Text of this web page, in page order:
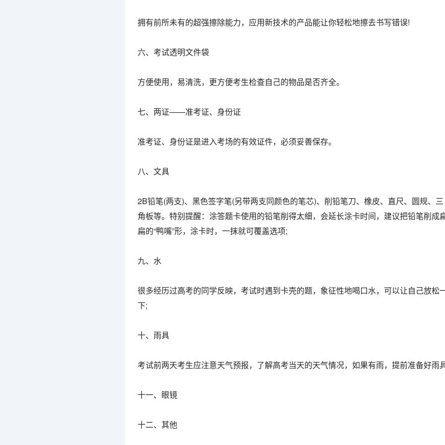
拥有前所未有的超强擦除能力，应用新技术的产品能让你轻松地擦去书写错误!
六、考试透明文件袋
方便使用，易清洗，更方便考生检查自己的物品是否齐全。
七、两证——准考证、身份证
准考证、身份证是进入考场的有效证件，必须妥善保存。
八、文具
2B铅笔(两支)、黑色签字笔(另带两支同颜色的笔芯)、削铅笔刀、橡皮、直尺、圆规、三
角板等。特别提醒：涂答题卡使用的铅笔削得太细，会延长涂卡时间，建议把铅笔削成
扁的“鸭嘴”形，涂卡时，一抹就可覆盖选项;
九、水
很多经历过高考的同学反映，考试时遇到卡壳的题，象征性地喝口水，可以让自己放松
下;
十、雨具
考试前两天考生应注意天气预报，了解高考当天的天气情况，如果有雨，提前准备好雨
十一、眼镜
十二、其他